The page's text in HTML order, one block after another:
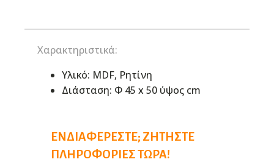
Χαρακτηριστικά:
Υλικό: MDF, Ρητίνη
Διάσταση: Φ 45 x 50 ύψος cm
ΕΝΔΙΑΦΈΡΕΣΤΕ; ΖΗΤΉΣΤΕ
ΠΛΗΡΟΦΟΡΊΕΣ ΤΏΡΑ!